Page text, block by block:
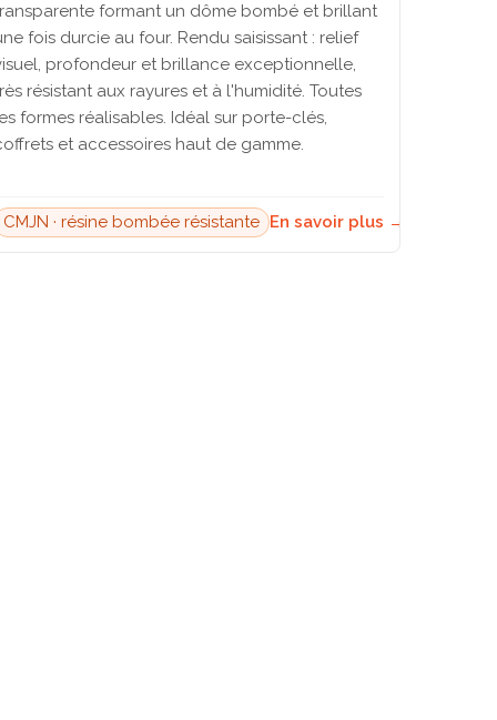
formant un dôme bombé et brillant
fois durcie au four. Rendu saisissant : relief
profondeur et brillance exceptionnelle,
résistant aux rayures et à l'humidité. Toutes
formes réalisables. Idéal sur porte-clés,
et accessoires haut de gamme.
CMJN · résine bombée résistante En savoir plus →